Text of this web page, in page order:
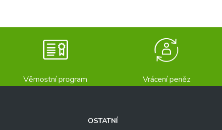
Věrnostní program Vrácení peněz
OSTATNÍ